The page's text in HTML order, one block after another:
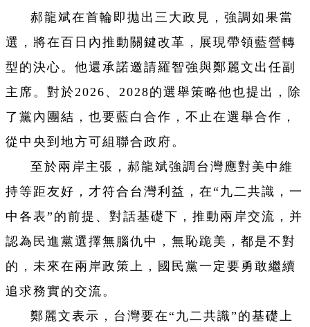
郝龍斌在首輪即拋出三大政見，強調如果當
選，將在百日內推動關鍵改革，展現帶領藍營轉
型的決心。他還承諾邀請羅智強與鄭麗文出任副
主席。對於2026、2028的選舉策略他也提出，除
了黨內團結，也要藍白合作，不止在選舉合作，
從中央到地方可組聯合政府。
至於兩岸主張，郝龍斌強調台灣應對美中維
持等距友好，才符合台灣利益，在“九二共識，一
中各表”的前提、對話基礎下，推動兩岸交流，并
認為民進黨選擇無腦仇中，無恥跪美，都是不對
的，未來在兩岸政策上，國民黨一定要勇敢繼續
追求務實的交流。
鄭麗文表示，台灣要在“九二共識”的基礎上